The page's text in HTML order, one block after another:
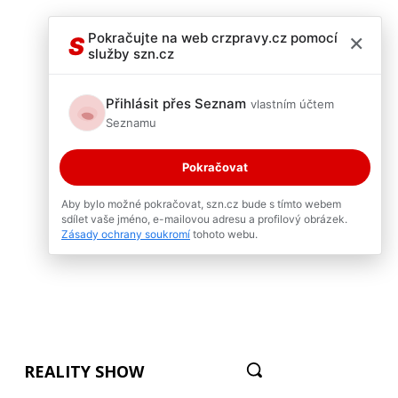
REALITY SHOW
S Pokračujte na web crzpravy.cz pomocí
služby szn.cz
×
Přihlásit přes Seznam vlastním účtem
Seznamu
Pokračovat
Aby bylo možné pokračovat, szn.cz bude s tímto webem
sdílet vaše jméno, e-mailovou adresu a profilový obrázek.
Zásady ochrany soukromí tohoto webu.